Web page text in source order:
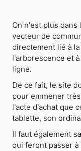
On n'est plus
vecteur de
directement lié à
l'arborescence et
ligne.
De ce fait, le site
pour emmener
l'acte d'achat que
tablette, son
Il faut également
qui feront passer à